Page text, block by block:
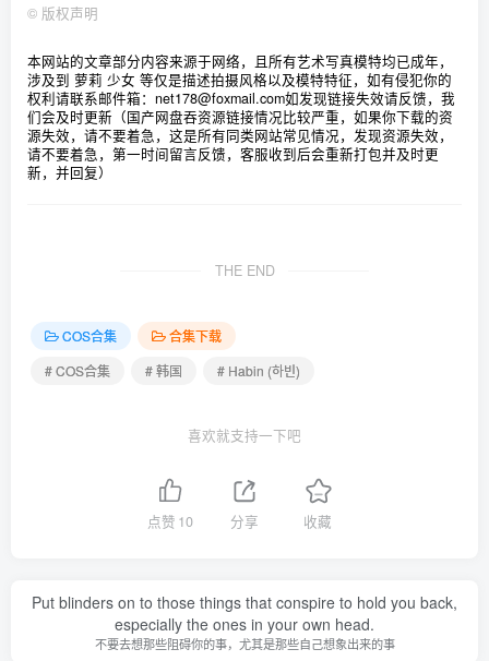
[2024.1.10]
017.Habin (하빈) – Underwear&Video 01 [59P+2V／2.20GB]
[7.23更1]
016.Habin (하빈) – Good Student[7P-4V-543M]
014.Habin (하빈) – Pure Pink – Full Concept [11P+2V／
011.Habin (하빈) – Bikini Attack 03 [20P+1V／3.69GB]
© 版权声明
本网站的文章部分内容来源于网络，且所有艺术写真模特均已成年，
涉及到 萝莉 少女 等仅是描述拍摄风格以及模特特征，如有侵犯你的
权利请联系邮件箱：net178@foxmail.com如发现链接失效请反馈，我
们会及时更新（国产网盘吞资源链接情况比较严重，如果你下载的资
源失效，请不要着急，这是所有同类网站常见情况，发现资源失效，
请不要着急，第一时间留言反馈，客服收到后会重新打包并及时更
新，并回复）
THE END
COS合集
合集下载
# COS合集
# 韩国 # Habin (하빈)
喜欢就支持一下吧
点赞 10 分享 收藏
Put blinders on to those things that conspire to hold you back,
especially the ones in your own head.
不要去想那些阻碍你的事，尤其是那些自己想象出来的事